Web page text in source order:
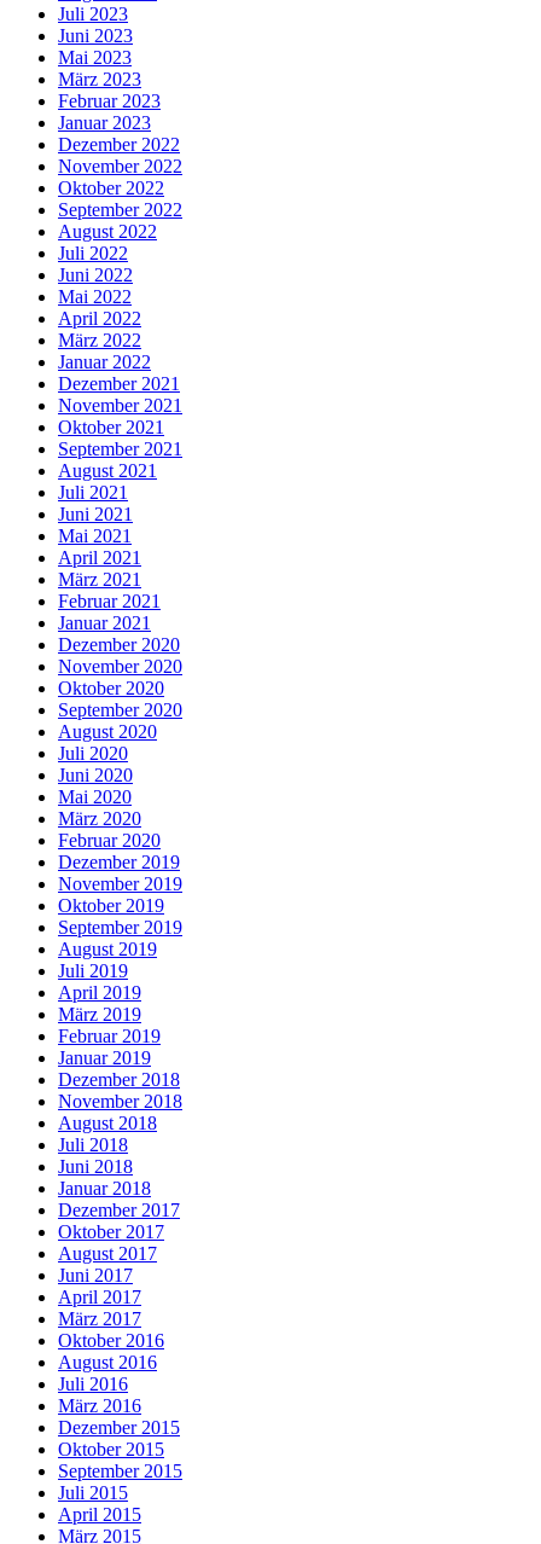
Juli 2023
Juni 2023
Mai 2023
März 2023
Februar 2023
Januar 2023
Dezember 2022
November 2022
Oktober 2022
September 2022
August 2022
Juli 2022
Juni 2022
Mai 2022
April 2022
März 2022
Januar 2022
Dezember 2021
November 2021
Oktober 2021
September 2021
August 2021
Juli 2021
Juni 2021
Mai 2021
April 2021
März 2021
Februar 2021
Januar 2021
Dezember 2020
November 2020
Oktober 2020
September 2020
August 2020
Juli 2020
Juni 2020
Mai 2020
März 2020
Februar 2020
Dezember 2019
November 2019
Oktober 2019
September 2019
August 2019
Juli 2019
April 2019
März 2019
Februar 2019
Januar 2019
Dezember 2018
November 2018
August 2018
Juli 2018
Juni 2018
Januar 2018
Dezember 2017
Oktober 2017
August 2017
Juni 2017
April 2017
März 2017
Oktober 2016
August 2016
Juli 2016
März 2016
Dezember 2015
Oktober 2015
September 2015
Juli 2015
April 2015
März 2015